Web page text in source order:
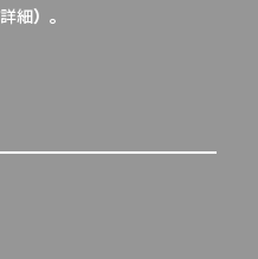
詳細）。